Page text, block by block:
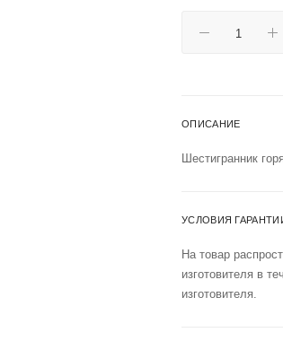
ОПИСАНИЕ
Шестигранник
УСЛОВИЯ
На товар
изготовителя в
изготовителя.